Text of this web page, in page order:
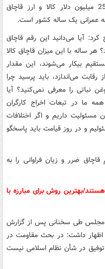
و ارز بیشتر از این نمی‌شد، سالانه 25 میلیون دلار کالا و ارز قاچاق
عمرانی یک ساله کشور است.
آیا می‌دانید این رقم قاچاق
ساله با این میزان قاچاق کالا
طور مستقیم بیکار می‌شوند، این مقدار
رقابت می‌اندازد، باید پرسید چرا
نباتی را معرفی نمی‌کنید؟ آیا
ما در تبعات اخراج کارگران
مسئولیت داریم و اگر اختلافات
و در روز قیامت باید پاسخگو
ضرر و زیان فراوانی را به
بهترین روش برای مبارزه با
مجلس طی سخنانی پس از گزارش
اظهار داشت: در بحث مقاومت در
توفیق در شأن نظام اسلامی نیست